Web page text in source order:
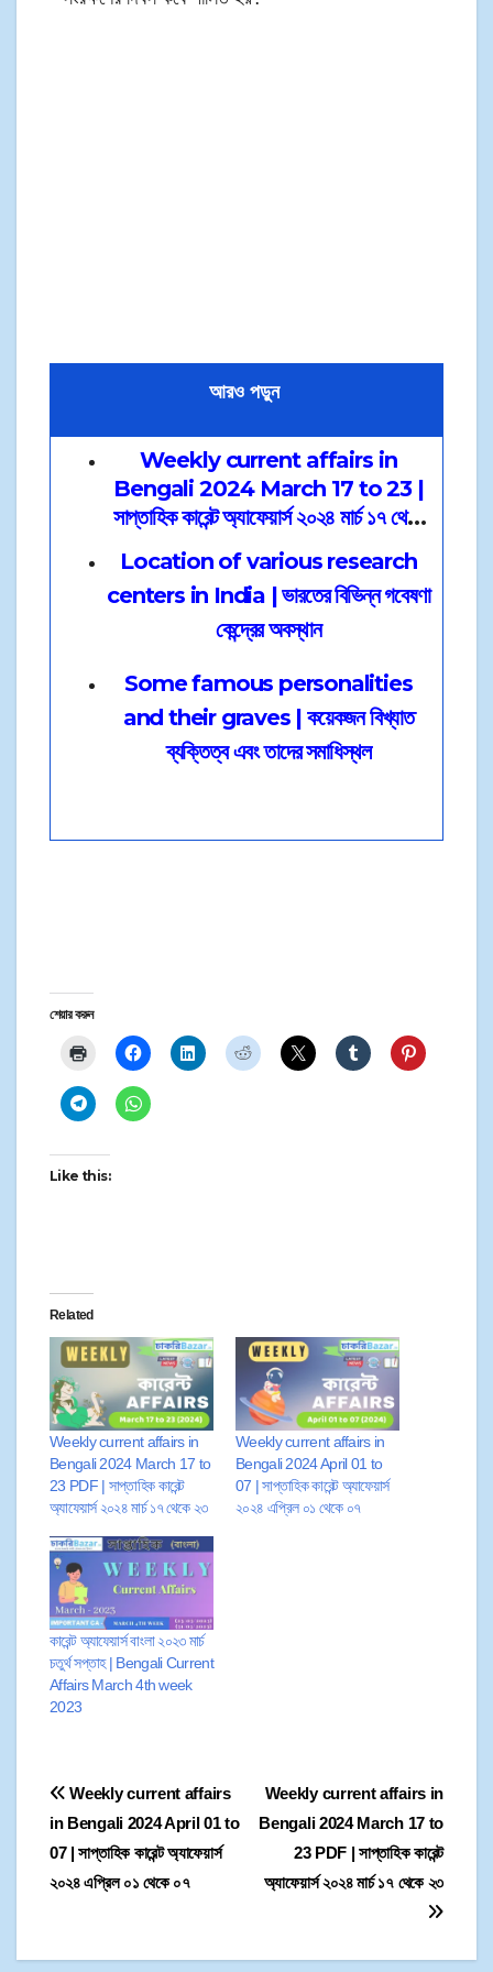
আরও পড়ুন
Weekly current affairs in
Bengali 2024 March 17 to 23 |
সাপ্তাহিক কারেন্ট অ্যাফেয়ার্স ২০২৪ মার্চ ১৭ থেকে
২৩
Location of various research
centers in India | ভারতের বিভিন্ন গবেষণা
কেন্দ্রের অবস্থান
Some famous personalities
and their graves | কয়েকজন বিখ্যাত
ব্যক্তিত্ব এবং তাদের সমাধিস্থল
শেয়ার করুন
Like this:
Related
Weekly current affairs in
Bengali 2024 March 17 to
23 PDF | সাপ্তাহিক কারেন্ট
অ্যাফেয়ার্স ২০২৪ মার্চ ১৭ থেকে ২৩
Weekly current affairs in
Bengali 2024 April 01 to
07 | সাপ্তাহিক কারেন্ট অ্যাফেয়ার্স
২০২৪ এপ্রিল ০১ থেকে ০৭
কারেন্ট অ্যাফেয়ার্স বাংলা ২০২৩ মার্চ
চতুর্থ সপ্তাহ | Bengali Current
Affairs March 4th week
2023
Weekly current affairs in
Bengali 2024 March 17 to
23 PDF | সাপ্তাহিক কারেন্ট
অ্যাফেয়ার্স ২০২৪ মার্চ ১৭ থেকে ২৩
Weekly current affairs
in Bengali 2024 April 01 to
07 | সাপ্তাহিক কারেন্ট অ্যাফেয়ার্স
২০২৪ এপ্রিল ০১ থেকে ০৭